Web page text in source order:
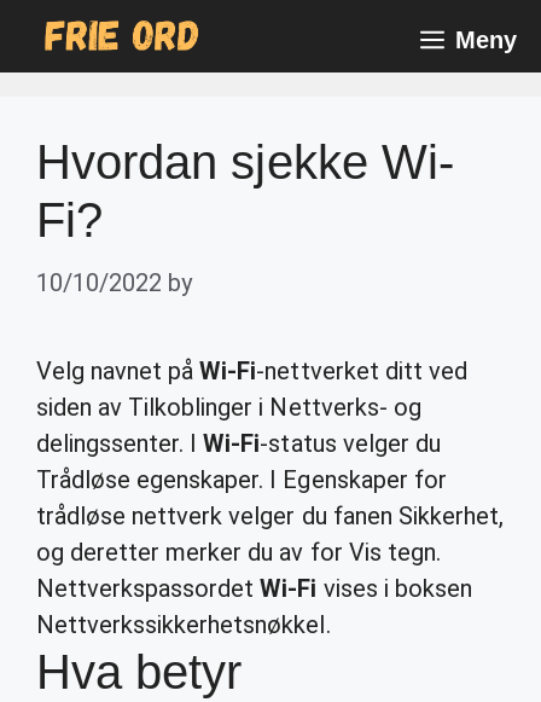
Meny
Hvordan sjekke Wi-
Fi?
10/10/2022 by
Velg navnet påWi-Fi-nettverket ditt ved
siden av Tilkoblinger i Nettverks- og
delingssenter. IWi-Fi-status velger du
Trådløse egenskaper. I Egenskaper for
trådløse nettverk velger du fanen Sikkerhet,
og deretter merker du av for Vis tegn.
NettverkspassordetWi-Fi vises i boksen
Nettverkssikkerhetsnøkkel.
Hva betyr